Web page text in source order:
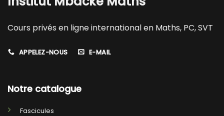
Cours privés en ligne international en Maths, PC, SVT
APPELEZ-NOUS E-MAIL
Notre catalogue
Fascicules